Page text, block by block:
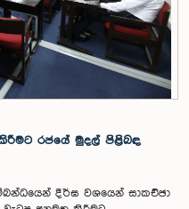
රජයේ මුදල් පිළිබඳ
දීර්ඝ වශයෙන් සාකච්ඡා